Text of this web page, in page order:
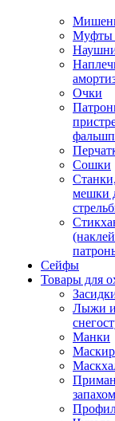
Муфты
Очки
Сошки
мешки
Сейфы
Товары для
Лыжи и
Манки
запахом